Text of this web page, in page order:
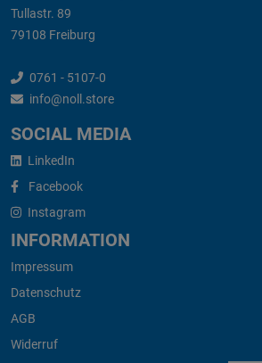
Tullastr. 89
79108 Freiburg
0761 - 5107-0
info@noll.store
SOCIAL MEDIA
LinkedIn
Facebook
Instagram
INFORMATION
Impressum
Datenschutz
AGB
Widerruf